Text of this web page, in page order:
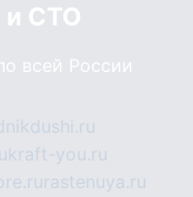
и СТО
всей России
kraft-you.ru
rastenuya.ru